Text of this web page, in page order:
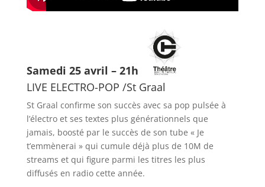
Samedi 25 avril – 21h
LIVE ELECTRO-POP /St Graal
St Graal confirme son succès avec sa pop pulsée à
l’électro et ses textes plus générationnels que
jamais, boosté par le succès de son tube « Je
t’emmènerai » qui cumule déjà plus de 10M de
streams et qui figure parmi les titres les plus
diffusés en radio cette année.